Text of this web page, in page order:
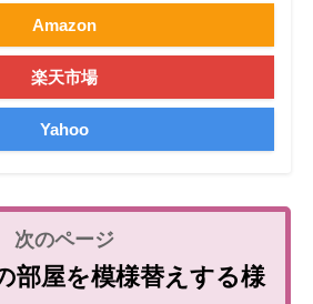
Amazon
楽天市場
Yahoo
部屋を模様替えする様